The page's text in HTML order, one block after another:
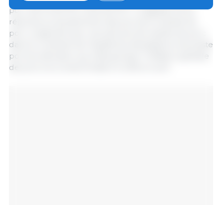
porc de 54.210 MT à 254.210 MT. Il s'agissait d'une
réponse au doublement des prix de la viande de
porc, engendré par une pénurie de viande de porc
dans le contexte de l'épidémie dévastatrice de peste
porcine africaine, qui a fait grimper l'inflation globale
des prix à la consommation à 4,5% en avril.